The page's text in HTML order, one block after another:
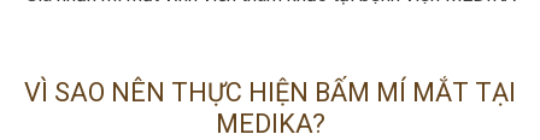
VÌ SAO NÊN THỰC HIỆN BẤM MÍ MẮT TẠI
MEDIKA?